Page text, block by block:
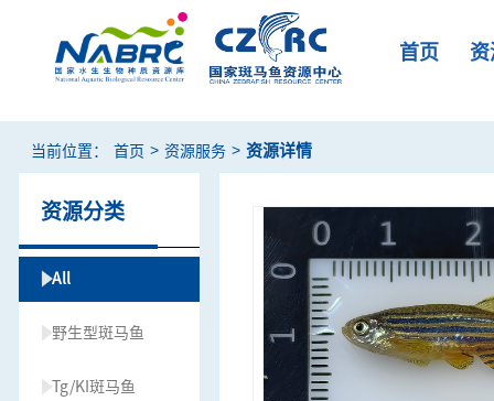
首页
当前位置： 首页 > 资源服务 > 资源详情
资源分类
All
野生型斑马鱼
Tg/KI斑马鱼